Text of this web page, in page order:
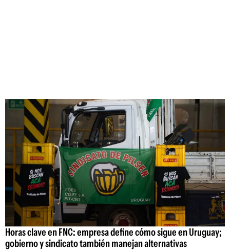
Horas clave en FNC: empresa define cómo sigue en Uruguay;
gobierno y sindicato también manejan alternativas